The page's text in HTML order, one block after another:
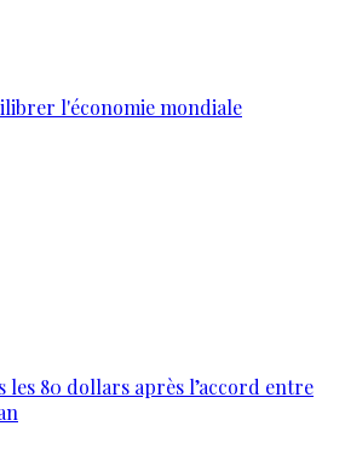
l'économie mondiale
les 80 dollars après l’accord entre